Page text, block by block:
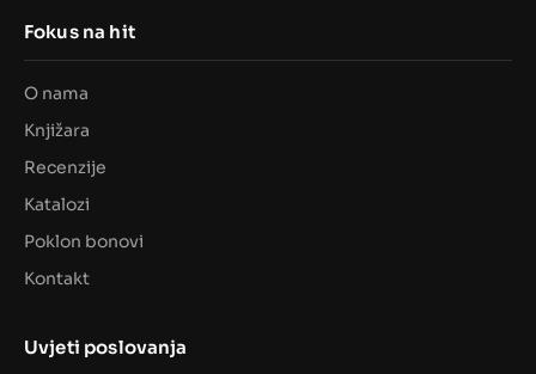
Fokus na hit
O nama
Knjižara
Recenzije
Katalozi
Poklon bonovi
Kontakt
Uvjeti poslovanja